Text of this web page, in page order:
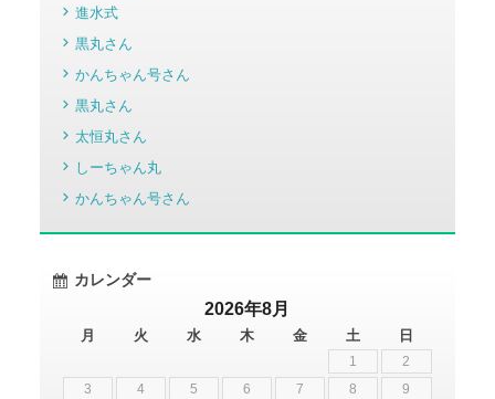
進水式
黒丸さん
かんちゃん号さん
黒丸さん
太恒丸さん
しーちゃん丸
かんちゃん号さん
カレンダー
2026年8月
月 火 水 木 金 土 日
1
2
3
4 5 6 7 8
9